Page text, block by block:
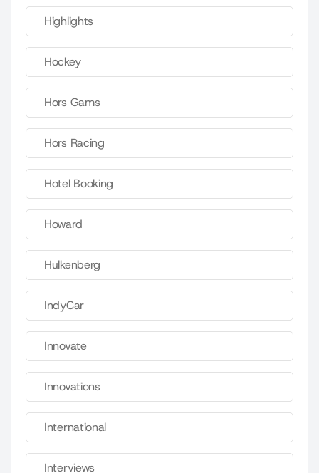
Highlights
Hockey
Hors Gams
Hors Racing
Hotel Booking
Howard
Hulkenberg
IndyCar
Innovate
Innovations
International
Interviews